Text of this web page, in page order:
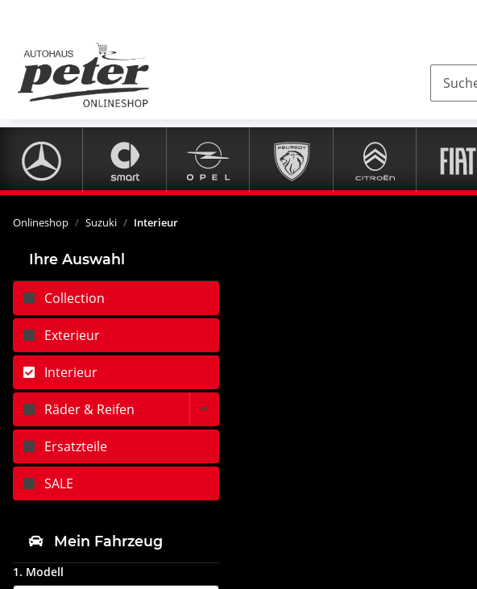
Onlineshop Suzuki Interieur
Ihre Auswahl
Collection
Exterieur
Interieur
Räder & Reifen
Ersatzteile
SALE
Mein Fahrzeug
1. Modell